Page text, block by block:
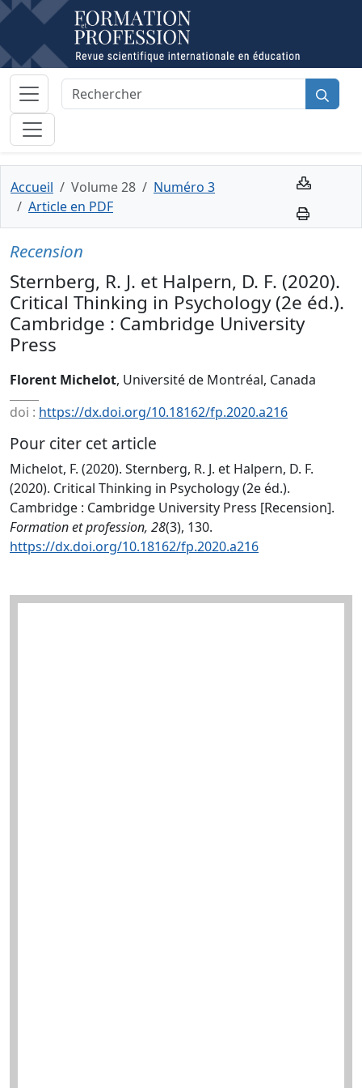
Accueil Volume 28
Numéro 3
Article en PDF
Recension
Sternberg, R. J. et Halpern, D. F. (2020).
Critical Thinking in Psychology (2e éd.).
Cambridge : Cambridge University
Press
Florent Michelot, Université de Montréal, Canada
doi : https://dx.doi.org/10.18162/fp.2020.a216
Pour citer cet article
Michelot, F. (2020). Sternberg, R. J. et Halpern, D. F.
(2020). Critical Thinking in Psychology (2e éd.).
Cambridge : Cambridge University Press [Recension].
Formation et profession, 28(3), 130.
https://dx.doi.org/10.18162/fp.2020.a216